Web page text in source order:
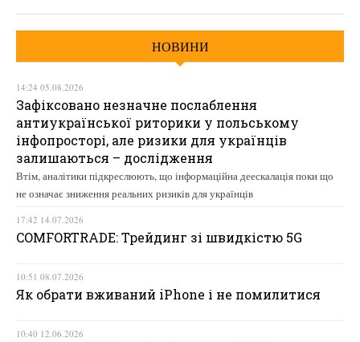
НОВИНИ
14:24 05.08.2026
Зафіксовано незначне послаблення
антиукраїнської риторики у польському
інфопросторі, але ризики для українців
залишаються – дослідження
Втім, аналітики підкреслюють, що інформаційна деескалація поки що
не означає зниження реальних ризиків для українців
17:42 14.07.2026
COMFORTRADE: Трейдинг зі швидкістю 5G
10:51 08.07.2026
Як обрати вживаний iPhone і не помилитися
10:40 12.06.2026